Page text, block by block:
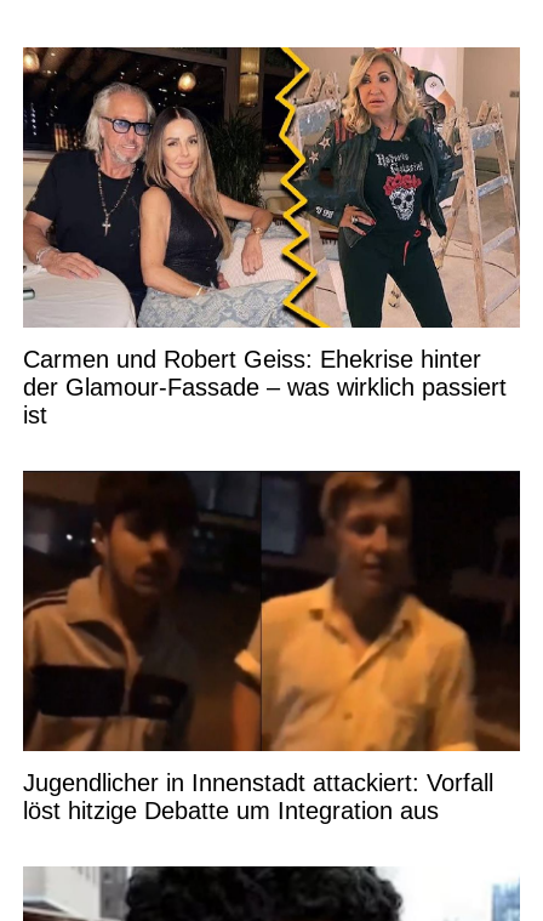
Carmen und Robert Geiss: Ehekrise hinter
der Glamour-Fassade – was wirklich passiert
ist
Jugendlicher in Innenstadt attackiert: Vorfall
löst hitzige Debatte um Integration aus